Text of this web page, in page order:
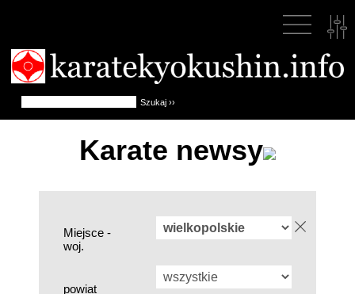
Karate newsy
Miejsce -
woj.
powiat